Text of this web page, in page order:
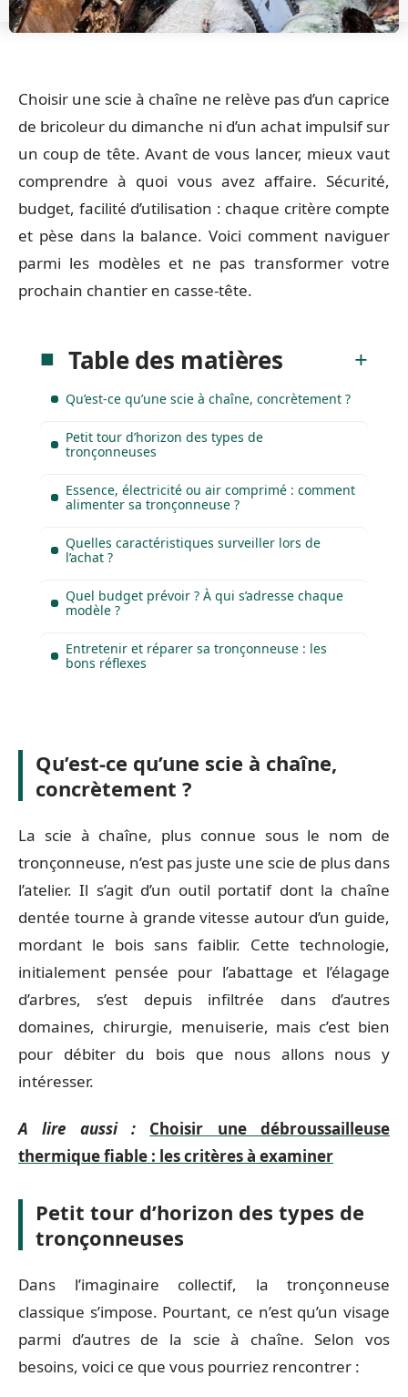
Choisir une scie à chaîne ne relève pas d’un caprice
de bricoleur du dimanche ni d’un achat impulsif sur
un coup de tête. Avant de vous lancer, mieux vaut
comprendre à quoi vous avez affaire. Sécurité,
budget, facilité d’utilisation : chaque critère compte
et pèse dans la balance. Voici comment naviguer
parmi les modèles et ne pas transformer votre
prochain chantier en casse-tête.
Table des matières
Qu’est-ce qu’une scie à chaîne, concrètement ?
Petit tour d’horizon des types de
tronçonneuses
Essence, électricité ou air comprimé : comment
alimenter sa tronçonneuse ?
Quelles caractéristiques surveiller lors de
l’achat ?
Quel budget prévoir ? À qui s’adresse chaque
modèle ?
Entretenir et réparer sa tronçonneuse : les
bons réflexes
Qu’est-ce qu’une scie à chaîne,
concrètement ?
La scie à chaîne, plus connue sous le nom de
tronçonneuse, n’est pas juste une scie de plus dans
l’atelier. Il s’agit d’un outil portatif dont la chaîne
dentée tourne à grande vitesse autour d’un guide,
mordant le bois sans faiblir. Cette technologie,
initialement pensée pour l’abattage et l’élagage
d’arbres, s’est depuis infiltrée dans d’autres
domaines, chirurgie, menuiserie, mais c’est bien
pour débiter du bois que nous allons nous y
intéresser.
A lire aussi :
Choisir une débroussailleuse
thermique fiable : les critères à examiner
Petit tour d’horizon des types de
tronçonneuses
Dans l’imaginaire collectif, la tronçonneuse
classique s’impose. Pourtant, ce n’est qu’un visage
parmi d’autres de la scie à chaîne. Selon vos
besoins, voici ce que vous pourriez rencontrer :